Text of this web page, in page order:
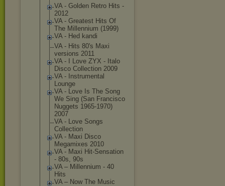
VA - Golden Retro Hits -
2012
VA - Greatest Hits Of
The Millennium (1999)
VA - Hed kandi
VA - Hits 80's Maxi
versions 2011
VA - I Love ZYX - Italo
Disco Collection 2009
VA - Instrumental
Lounge
VA - Love Is The Song
We Sing (San Francisco
Nuggets 1965-1970)
2007
VA - Love Songs
Collection
VA - Maxi Disco
Megamixes 2010
VA - Maxi Hit-Sensation
- 80s, 90s
VA ‎– Millennium - 40
Hits
VA ‎– Now The Music